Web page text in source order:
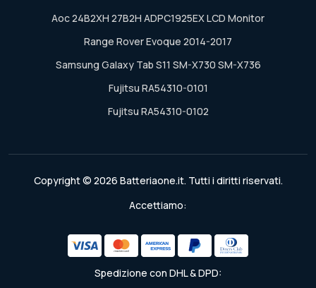
Aoc 24B2XH 27B2H ADPC1925EX LCD Monitor
Range Rover Evoque 2014-2017
Samsung Galaxy Tab S11 SM-X730 SM-X736
Fujitsu RA54310-0101
Fujitsu RA54310-0102
Copyright © 2026 Batteriaone.it. Tutti i diritti riservati.
Accettiamo:
Spedizione con DHL & DPD: